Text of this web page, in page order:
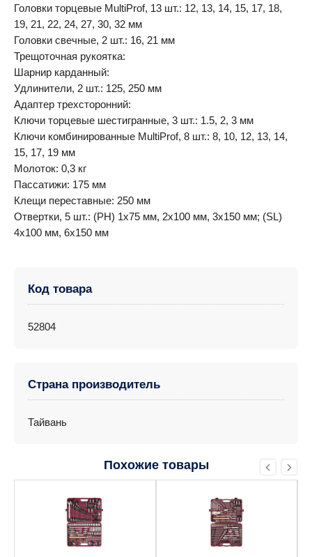
Головки торцевые MultiProf, 13 шт.: 12, 13, 14, 15, 17, 18,
19, 21, 22, 24, 27, 30, 32 мм
Головки свечные, 2 шт.: 16, 21 мм
Трещоточная рукоятка:
Шарнир карданный:
Удлинители, 2 шт.: 125, 250 мм
Адаптер трехсторонний:
Ключи торцевые шестигранные, 3 шт.: 1.5, 2, 3 мм
Ключи комбинированные MultiProf, 8 шт.: 8, 10, 12, 13, 14,
15, 17, 19 мм
Молоток: 0,3 кг
Пассатижи: 175 мм
Клещи переставные: 250 мм
Отвертки, 5 шт.: (PH) 1х75 мм, 2х100 мм, 3х150 мм; (SL)
4х100 мм, 6х150 мм
Код товара
52804
Страна производитель
Тайвань
Похожие товары